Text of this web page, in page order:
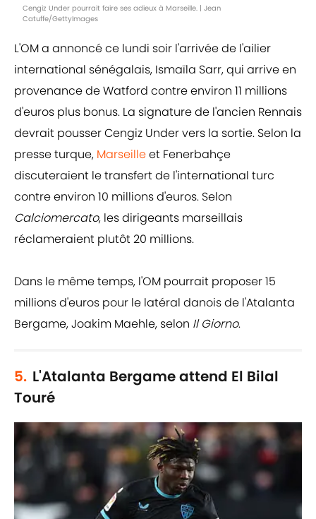
Cengiz Under pourrait faire ses adieux à Marseille. | Jean
Catuffe/GettyImages
L'OM a annoncé ce lundi soir l'arrivée de l'ailier
international sénégalais, Ismaïla Sarr, qui arrive en
provenance de Watford contre environ 11 millions
d'euros plus bonus. La signature de l'ancien Rennais
devrait pousser Cengiz Under vers la sortie. Selon la
presse turque, Marseilleet Fenerbahçe
discuteraient le transfert de l'international turc
contre environ 10 millions d'euros. Selon
Calciomercato, les dirigeants marseillais
réclameraient plutôt 20 millions.
Dans le même temps, l'OM pourrait proposer 15
millions d'euros pour le latéral danois de l'Atalanta
Bergame, Joakim Maehle, selon Il Giorno.
5. L'Atalanta Bergame attend El Bilal
Touré